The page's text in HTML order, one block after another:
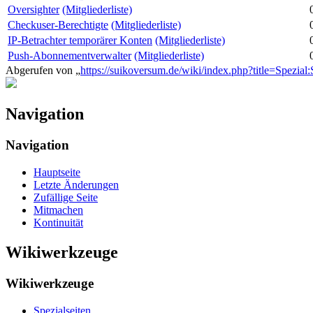
Oversighter (Mitgliederliste)
Checkuser-Berechtigte (Mitgliederliste)
IP-Betrachter temporärer Konten (Mitgliederliste)
Push-Abonnementverwalter (Mitgliederliste)
Abgerufen von „https://suikoversum.de/wiki/
Navigation
Navigation
Hauptseite
Letzte Änderungen
Zufällige Seite
Mitmachen
Kontinuität
Wikiwerkzeuge
Wikiwerkzeuge
Spezialseiten